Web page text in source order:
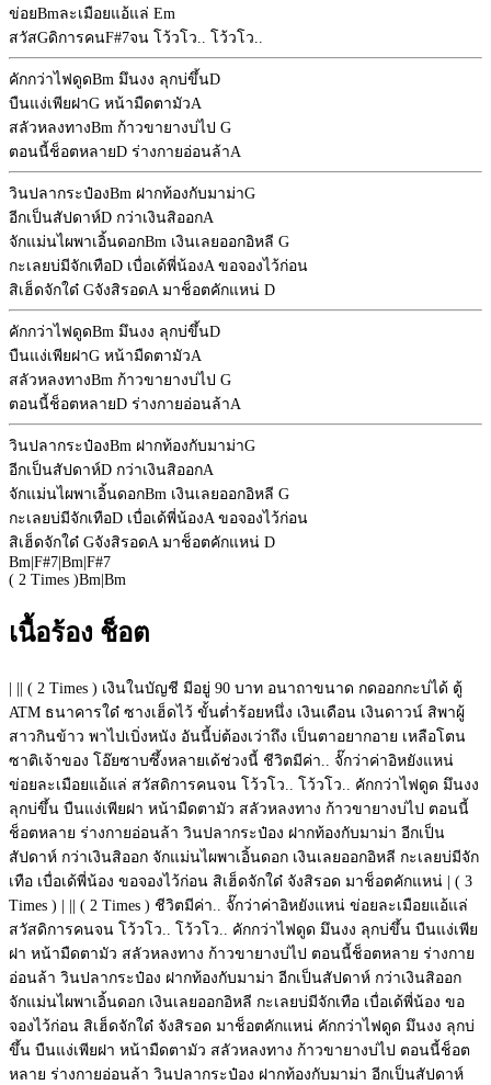
ข่อยBmละเมือยแอ้แล่ Em
สวัสGดิการคนF#7จน โว้วโว.. โว้วโว..
คักกว่าไฟดูดBm มึนงง ลุกบ่ขึ้นD
บืนแง่เพียฝาG หน้ามืดตามัวA
สลัวหลงทางBm ก้าวขายางบ่ไป G
ตอนนี้ช็อตหลายD ร่างกายอ่อนล้าA
วินปลากระป๋องBm ฝากท้องกับมาม่าG
อีกเป็นสัปดาห์D กว่าเงินสิออกA
จักแม่นไผพาเอิ้นดอกBm เงินเลยออกอิหลี G
กะเลยบ่มีจักเทือD เบื่อเด้พี่น้องAขอจองไว้ก่อน
สิเฮ็ดจักใด๋ GจังสิรอดAมาช็อตคักแหน่ D
คักกว่าไฟดูดBm มึนงง ลุกบ่ขึ้นD
บืนแง่เพียฝาG หน้ามืดตามัวA
สลัวหลงทางBm ก้าวขายางบ่ไป G
ตอนนี้ช็อตหลายD ร่างกายอ่อนล้าA
วินปลากระป๋องBm ฝากท้องกับมาม่าG
อีกเป็นสัปดาห์D กว่าเงินสิออกA
จักแม่นไผพาเอิ้นดอกBm เงินเลยออกอิหลี G
กะเลยบ่มีจักเทือD เบื่อเด้พี่น้องAขอจองไว้ก่อน
สิเฮ็ดจักใด๋ GจังสิรอดAมาช็อตคักแหน่ D
Bm F#7 Bm F#7
( 2 Times )Bm Bm
เนื้อร้อง ช็อต
| || ( 2 Times ) เงินในบัญชี มีอยู่ 90 บาท อนาถาขนาด กดออกกะบ่ได้ ตู้
ATM ธนาคารใด๋ ซางเฮ็ดไว้ ขั้นต่ำร้อยหนึ่ง เงินเดือน เงินดาวน์ สิพาผู้
สาวกินข้าว พาไปเบิ่งหนัง อันนี้บ่ต้องเว่าถึง เป็นตาอยากอาย เหลือโตน
ซาติเจ้าของ โอ๊ยซาบซึ้งหลายเด้ช่วงนี้ ชีวิตมีค่า.. จั๊กว่าค่าอิหยังแหน่
ข่อยละเมือยแอ้แล่ สวัสดิการคนจน โว้วโว.. โว้วโว.. คักกว่าไฟดูด มึนงง
ลุกบ่ขึ้น บืนแง่เพียฝา หน้ามืดตามัว สลัวหลงทาง ก้าวขายางบ่ไป ตอนนี้
ช็อตหลาย ร่างกายอ่อนล้า วินปลากระป๋อง ฝากท้องกับมาม่า อีกเป็น
สัปดาห์ กว่าเงินสิออก จักแม่นไผพาเอิ้นดอก เงินเลยออกอิหลี กะเลยบ่มีจัก
เทือ เบื่อเด้พี่น้อง ขอจองไว้ก่อน สิเฮ็ดจักใด๋ จังสิรอด มาช็อตคักแหน่ | ( 3
Times ) | || ( 2 Times ) ชีวิตมีค่า.. จั๊กว่าค่าอิหยังแหน่ ข่อยละเมือยแอ้แล่
สวัสดิการคนจน โว้วโว.. โว้วโว.. คักกว่าไฟดูด มึนงง ลุกบ่ขึ้น บืนแง่เพีย
ฝา หน้ามืดตามัว สลัวหลงทาง ก้าวขายางบ่ไป ตอนนี้ช็อตหลาย ร่างกาย
อ่อนล้า วินปลากระป๋อง ฝากท้องกับมาม่า อีกเป็นสัปดาห์ กว่าเงินสิออก
จักแม่นไผพาเอิ้นดอก เงินเลยออกอิหลี กะเลยบ่มีจักเทือ เบื่อเด้พี่น้อง ขอ
จองไว้ก่อน สิเฮ็ดจักใด๋ จังสิรอด มาช็อตคักแหน่ คักกว่าไฟดูด มึนงง ลุกบ่
ขึ้น บืนแง่เพียฝา หน้ามืดตามัว สลัวหลงทาง ก้าวขายางบ่ไป ตอนนี้ช็อต
หลาย ร่างกายอ่อนล้า วินปลากระป๋อง ฝากท้องกับมาม่า อีกเป็นสัปดาห์